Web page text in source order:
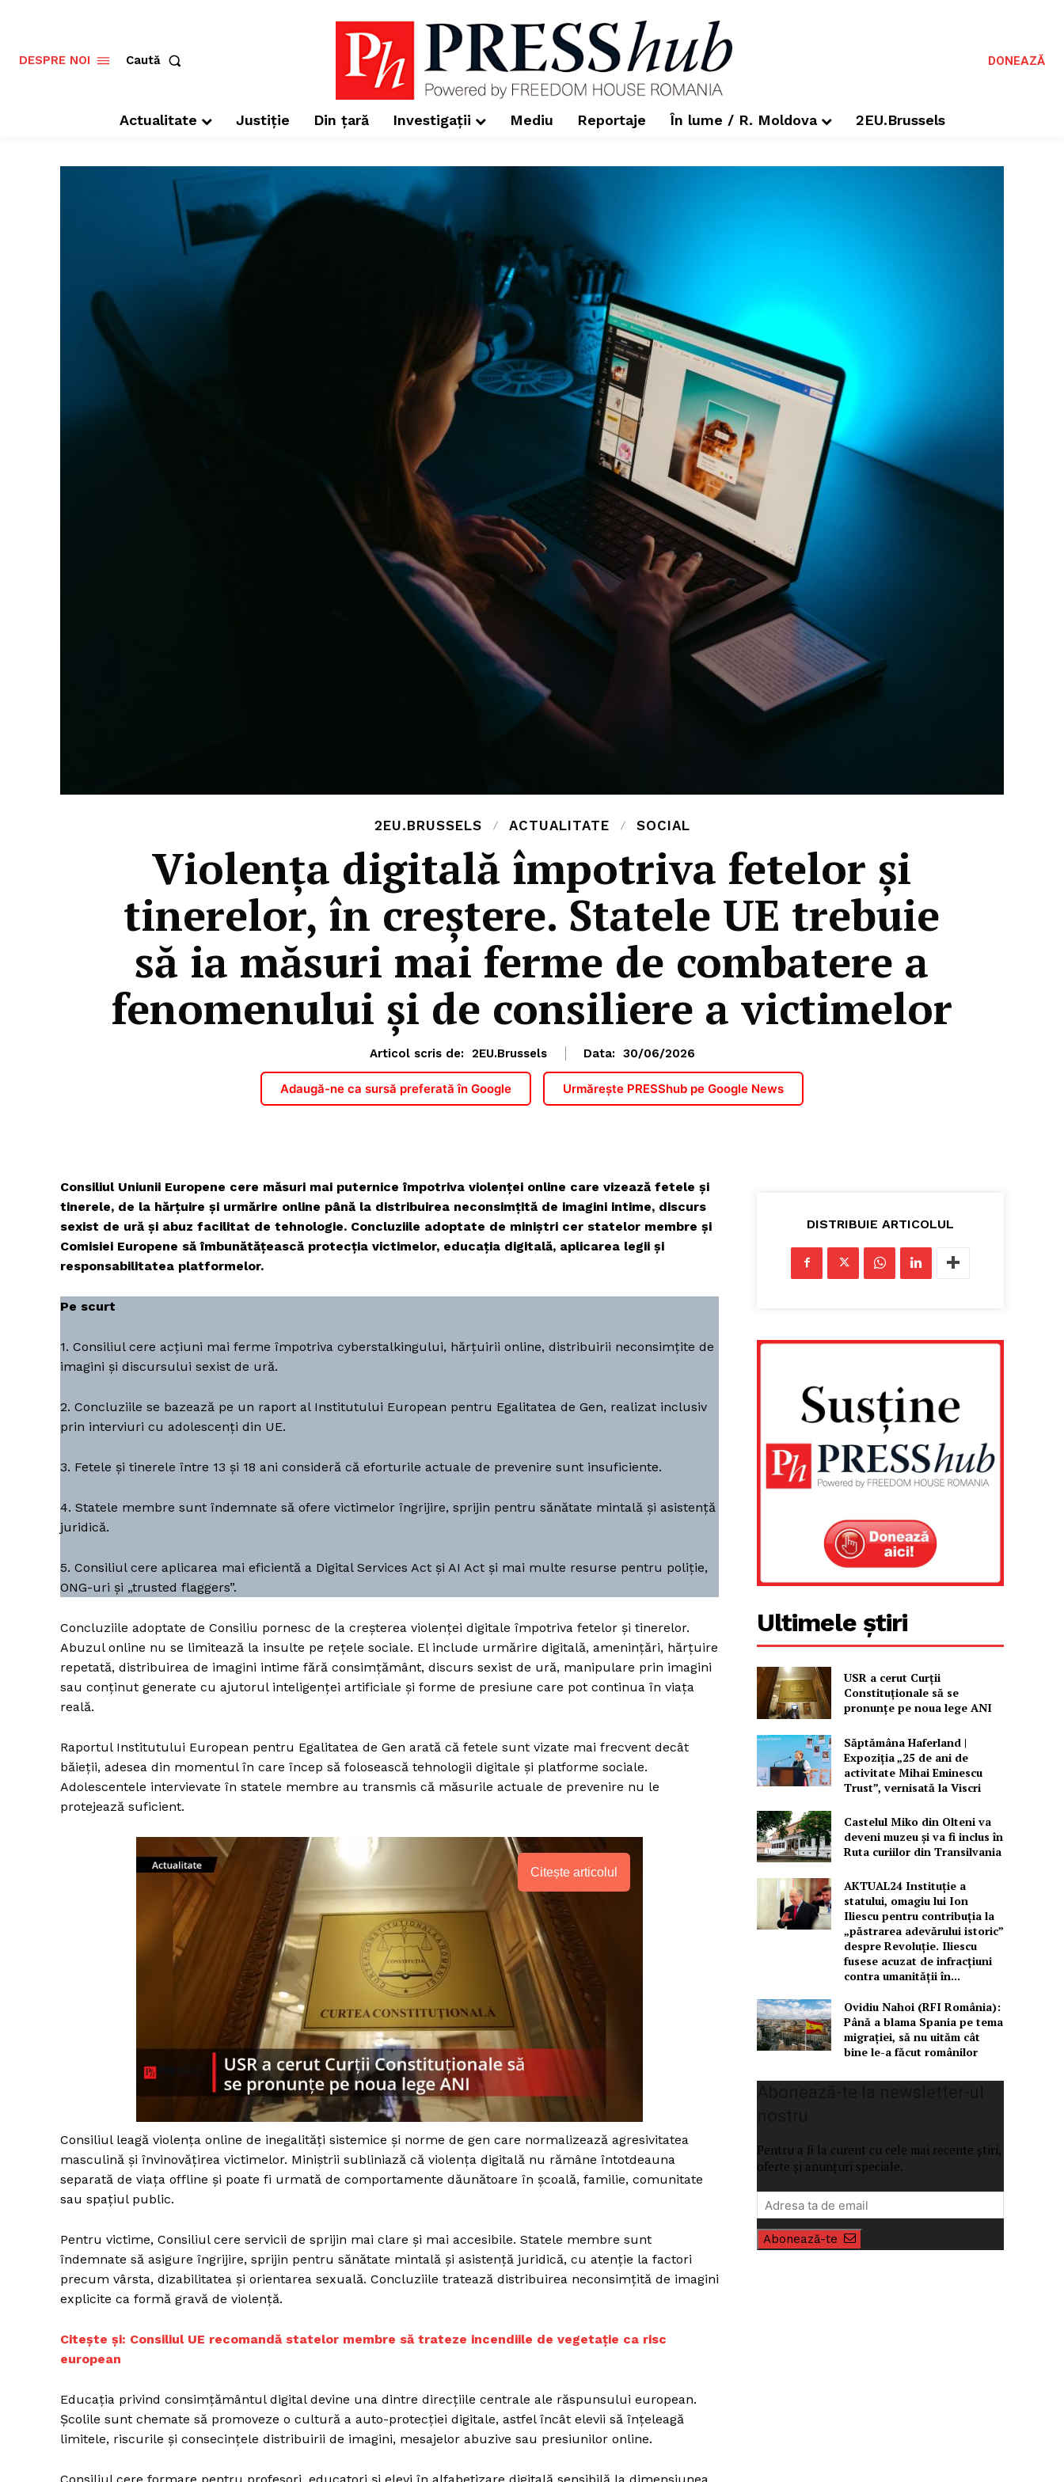
Un proiect
FREEDOM HOUSE
ROMÂNIA
Despre noi / Echipa
Proiecte editoriale
DESPRE NOI Caută DONEAZĂ
Actualitate Justiție Din țară Investigații Mediu Reportaje În lume / R. Moldova 2EU.Brussels
2EU.BRUSSELS ACTUALITATE SOCIAL
Violența digitală împotriva fetelor și
tinerelor, în creștere. Statele UE trebuie
să ia măsuri mai ferme de combatere a
fenomenului și de consiliere a victimelor
Articol scris de: 2EU.Brussels Data: 30/06/2026
Adaugă-ne ca sursă preferată în Google Urmărește PRESShub pe Google News
Consiliul Uniunii Europene cere măsuri mai puternice împotriva violenței online care vizează fetele și
tinerele, de la hărțuire și urmărire online până la distribuirea neconsimțită de imagini intime, discurs
sexist de ură și abuz facilitat de tehnologie. Concluziile adoptate de miniștri cer statelor membre și
Comisiei Europene să îmbunătățească protecția victimelor, educația digitală, aplicarea legii și
responsabilitatea platformelor.
Pe scurt
1. Consiliul cere acțiuni mai ferme împotriva cyberstalkingului, hărțuirii online, distribuirii neconsimțite de
imagini și discursului sexist de ură.
2. Concluziile se bazează pe un raport al Institutului European pentru Egalitatea de Gen, realizat inclusiv
prin interviuri cu adolescenți din UE.
3. Fetele și tinerele între 13 și 18 ani consideră că eforturile actuale de prevenire sunt insuficiente.
4. Statele membre sunt îndemnate să ofere victimelor îngrijire, sprijin pentru sănătate mintală și asistență
juridică.
5. Consiliul cere aplicarea mai eficientă a Digital Services Act și AI Act și mai multe resurse pentru poliție,
ONG-uri și „trusted flaggers”.
Concluziile adoptate de Consiliu pornesc de la creșterea violenței digitale împotriva fetelor și tinerelor.
Abuzul online nu se limitează la insulte pe rețele sociale. El include urmărire digitală, amenințări, hărțuire
repetată, distribuirea de imagini intime fără consimțământ, discurs sexist de ură, manipulare prin imagini
sau conținut generate cu ajutorul inteligenței artificiale și forme de presiune care pot continua în viața
reală.
Raportul Institutului European pentru Egalitatea de Gen arată că fetele sunt vizate mai frecvent decât
băieții, adesea din momentul în care încep să folosească tehnologii digitale și platforme sociale.
Adolescentele intervievate în statele membre au transmis că măsurile actuale de prevenire nu le
protejează suficient.
Citește articolul
Consiliul leagă violența online de inegalități sistemice și norme de gen care normalizează agresivitatea
masculină și învinovățirea victimelor. Miniștrii subliniază că violența digitală nu rămâne întotdeauna
separată de viața offline și poate fi urmată de comportamente dăunătoare în școală, familie, comunitate
sau spațiul public.
Pentru victime, Consiliul cere servicii de sprijin mai clare și mai accesibile. Statele membre sunt
îndemnate să asigure îngrijire, sprijin pentru sănătate mintală și asistență juridică, cu atenție la factori
precum vârsta, dizabilitatea și orientarea sexuală. Concluziile tratează distribuirea neconsimțită de imagini
explicite ca formă gravă de violență.
Citește și: Consiliul UE recomandă statelor membre să trateze incendiile de vegetație ca risc
european
Educația privind consimțământul digital devine una dintre direcțiile centrale ale răspunsului european.
Școlile sunt chemate să promoveze o cultură a auto-protecției digitale, astfel încât elevii să înțeleagă
limitele, riscurile și consecințele distribuirii de imagini, mesajelor abuzive sau presiunilor online.
Consiliul cere formare pentru profesori, educatori și elevi în alfabetizare digitală sensibilă la dimensiunea
DISTRIBUIE ARTICOLUL
Ultimele știri
USR a cerut Curții
Constituționale să se
pronunțe pe noua lege ANI
Săptămâna Haferland |
Expoziţia „25 de ani de
activitate Mihai Eminescu
Trust”, vernisată la Viscri
Castelul Miko din Olteni va
deveni muzeu şi va fi inclus în
Ruta curiilor din Transilvania
AKTUAL24 Instituție a
statului, omagiu lui Ion
Iliescu pentru contribuția la
„păstrarea adevărului istoric”
despre Revoluție. Iliescu
fusese acuzat de infracțiuni
contra umanității în...
Ovidiu Nahoi (RFI România):
Până a blama Spania pe tema
migrației, să nu uităm cât
bine le-a făcut românilor
Pentru a fi la curent cu cele mai recente știri,
oferte și anunțuri speciale.
Abonează-te